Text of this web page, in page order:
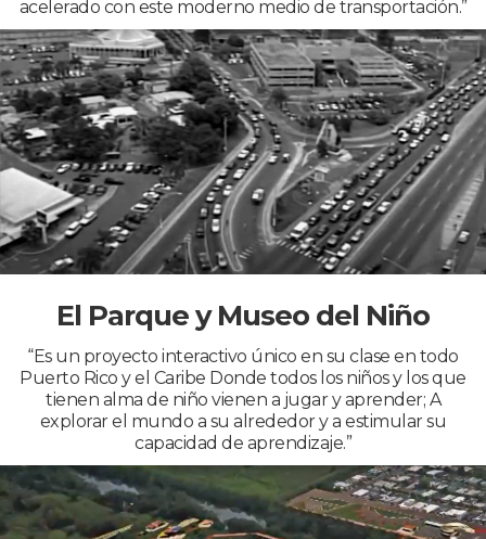
acelerado con este moderno medio de transportación.”
El Parque y Museo del Niño
“Es un proyecto interactivo único en su clase en todo
Puerto Rico y el Caribe Donde todos los niños y los que
tienen alma de niño vienen a jugar y aprender; A
explorar el mundo a su alrededor y a estimular su
capacidad de aprendizaje.”